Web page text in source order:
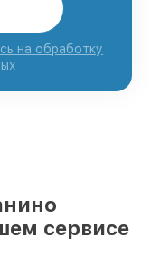
на обработку
сервисе